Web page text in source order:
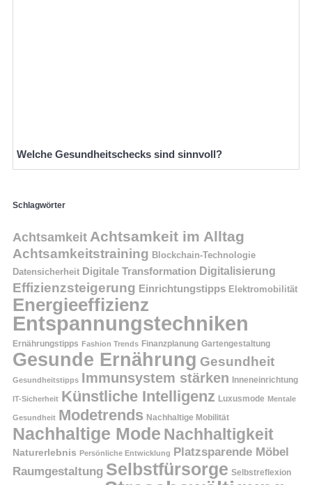
Welche Gesundheitschecks sind sinnvoll?
Schlagwörter
Achtsamkeit Achtsamkeit im Alltag
Achtsamkeitstraining Blockchain-Technologie
Datensicherheit Digitale Transformation Digitalisierung
Effizienzsteigerung Einrichtungstipps Elektromobilität
Energieeffizienz
Entspannungstechniken
Ernährungstipps Fashion Trends Finanzplanung Gartengestaltung
Gesunde Ernährung Gesundheit
Gesundheitstipps Immunsystem stärken Inneneinrichtung
IT-Sicherheit Künstliche Intelligenz Luxusmode Mentale
Gesundheit Modetrends Nachhaltige Mobilität
Nachhaltige Mode Nachhaltigkeit
Naturerlebnis Persönliche Entwicklung Platzsparende Möbel
Raumgestaltung Selbstfürsorge Selbstreflexion